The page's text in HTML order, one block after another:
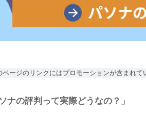
ページのリンクにはプロモーションが含まれて
ナの評判って実際どうなの？」